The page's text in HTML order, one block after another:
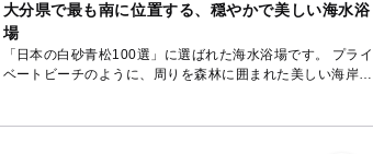
大分県で最も南に位置する、穏やかで美しい海水浴
場
「日本の白砂青松100選」に選ばれた海水浴場です。 プライ
ベートビーチのように、周りを森林に囲まれた美しい海岸